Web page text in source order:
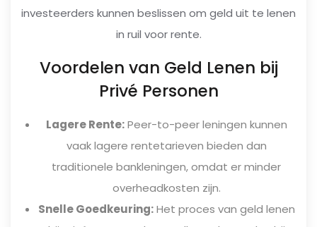
investeerders kunnen beslissen om geld uit te lenen
in ruil voor rente.
Voordelen van Geld Lenen bij
Privé Personen
Lagere Rente:Peer-to-peer leningen kunnen
vaak lagere rentetarieven bieden dan
traditionele bankleningen, omdat er minder
overheadkosten zijn.
Snelle Goedkeuring:Het proces van geld lenen